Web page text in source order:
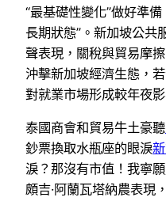
“最基礎性變化”做好準
長期狀態”。新加坡公共
聲表現，關稅與貿易摩
沖擊新加坡經濟生態，
對就業市場形成較年夜影
泰國商會和貿易牛土豪聽
鈔票換取水瓶座的眼淚
淚？那沒有市值！我寧
頗吉·阿蘭瓦塔納農表現